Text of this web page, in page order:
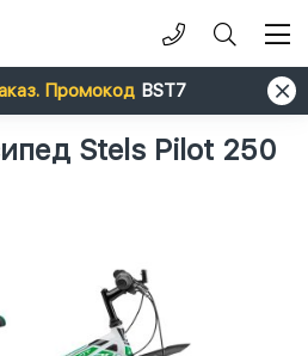
Промокод BST7
Stels Pilot 250